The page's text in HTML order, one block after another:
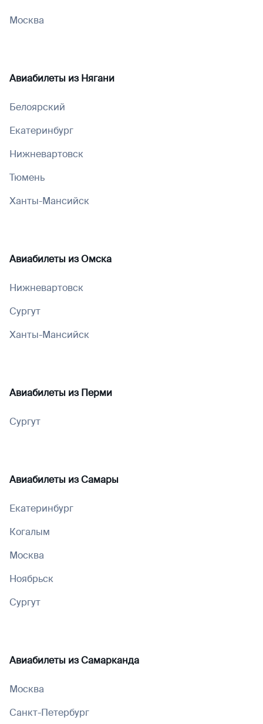
Москва
Авиабилеты изНягани
Белоярский
Екатеринбург
Нижневартовск
Тюмень
Ханты-Мансийск
Авиабилеты изОмска
Нижневартовск
Сургут
Ханты-Мансийск
Авиабилеты изПерми
Сургут
Авиабилеты изСамары
Екатеринбург
Когалым
Москва
Ноябрьск
Сургут
Авиабилеты изСамарканда
Москва
Санкт-Петербург